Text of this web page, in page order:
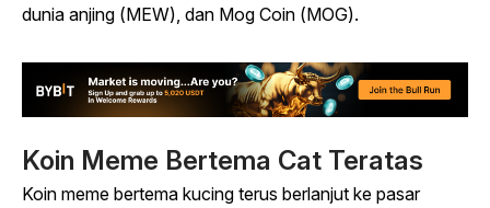
dunia anjing (MEW), dan Mog Coin (MOG).
Koin Meme Bertema Cat Teratas
Koin meme bertema kucing terus berlanjut ke pasar